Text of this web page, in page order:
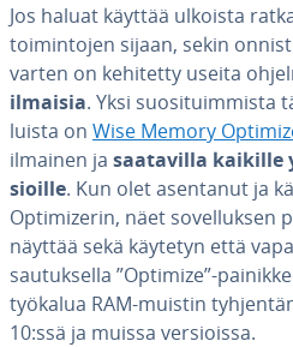
Jos haluat käyttää ulkoista
toi­min­to­jen sijaan, sekin
varten on kehitetty useita
ilmaisia. Yksi suo­si­tuim­mis­ta
luis­ta on Wise Memory
ilmainen ja saa­ta­vil­la kaikille
sioil­le. Kun olet asentanut ja
Op­ti­mize­rin, näet so­vel­luk­sen
näyttää sekä käytetyn että
sau­tuk­sel­la ”Optimize”-
työkalua RAM-muistin
10:ssä ja muissa ver­siois­sa.